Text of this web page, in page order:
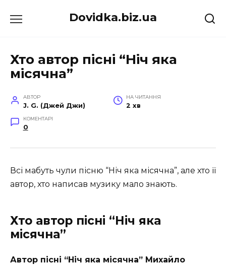
до
Dovidka.biz.ua
Хто автор пісні “Ніч яка
місячна”
АВТОР
J. G. (Джей Джи)
НА ЧИТАННЯ
2 хв
КОМЕНТАРІ
0
Всі мабуть чули пісню “Ніч яка місячна”, але хто її
автор, хто написав музику мало знають.
Хто автор пісні “Ніч яка
місячна”
Автор пісні “Ніч яка місячна” Михайло